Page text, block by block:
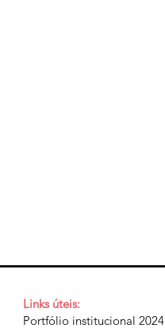
Links úteis:
Portfólio institucional 2024